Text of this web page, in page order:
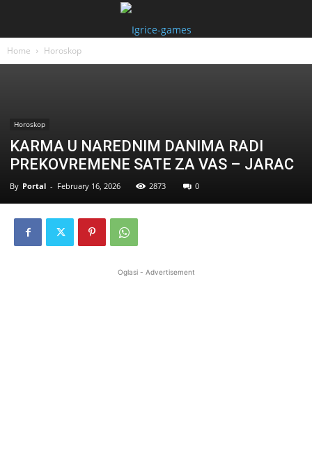
Home Horoskop
Horoskop
KARMA U NAREDNIM DANIMA RADI
PREKOVREMENE SATE ZA VAS – JARAC
By Portal - February 16, 2026 2873 0
Oglasi - Advertisement